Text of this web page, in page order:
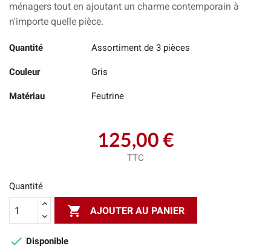
ménagers tout en ajoutant un charme contemporain à
n'importe quelle pièce.
Quantité Assortiment de 3 pièces
Couleur Gris
Matériau Feutrine
125,00 €
TTC
Quantité
 AJOUTER AU PANIER
 Disponible